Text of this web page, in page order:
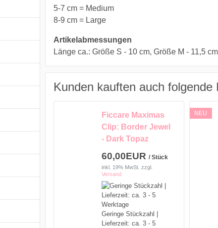
5-7 cm = Medium
8-9 cm = Large
Artikelabmessungen
Länge ca.: Größe S - 10 cm, Größe M - 11,5
Kunden kauften auch folgende
Ficcare Maximas
Clip: Border Jewel
- Dark Topaz
60,00EUR / Stück
inkl. 19% MwSt. zzgl.
Versand
Geringe Stückzahl |
Lieferzeit: ca. 3 - 5
NEU